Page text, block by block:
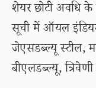
शेयर छोटी अवधि
सूची में ऑयल
जेएसडब्ल्यू स्टील,
बीएलडब्ल्यू,